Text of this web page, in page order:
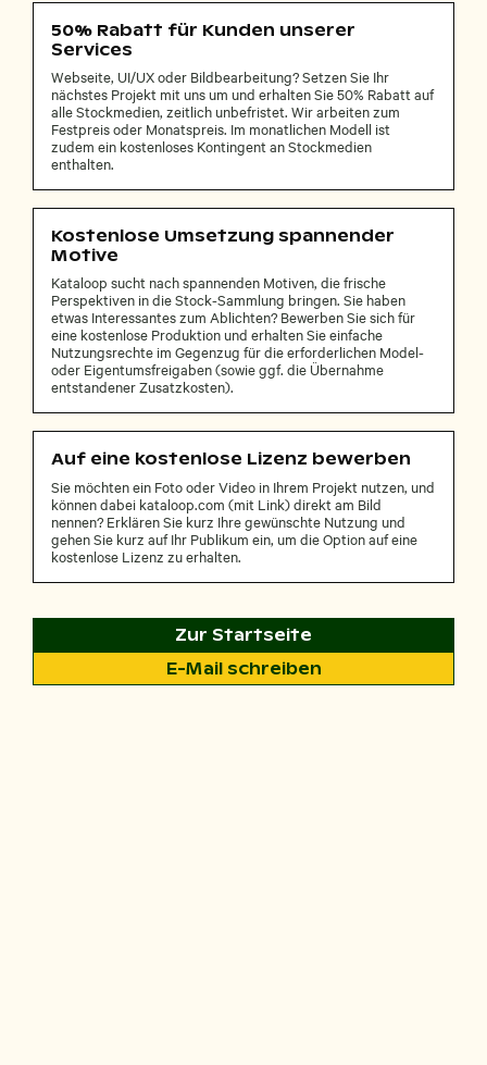
50% Rabatt für Kunden unserer
Services
Webseite, UI/UX oder Bildbearbeitung? Setzen Sie Ihr
nächstes Projekt mit uns um und erhalten Sie 50% Rabatt auf
alle Stockmedien, zeitlich unbefristet. Wir arbeiten zum
Festpreis oder Monatspreis. Im monatlichen Modell ist
zudem ein kostenloses Kontingent an Stockmedien
enthalten.
Kostenlose Umsetzung spannender
Motive
Kataloop sucht nach spannenden Motiven, die frische
Perspektiven in die Stock-Sammlung bringen. Sie haben
etwas Interessantes zum Ablichten? Bewerben Sie sich für
eine kostenlose Produktion und erhalten Sie einfache
Nutzungsrechte im Gegenzug für die erforderlichen Model-
oder Eigentumsfreigaben (sowie ggf. die Übernahme
entstandener Zusatzkosten).
Auf eine kostenlose Lizenz bewerben
Sie möchten ein Foto oder Video in Ihrem Projekt nutzen, und
können dabei kataloop.com (mit Link) direkt am Bild
nennen? Erklären Sie kurz Ihre gewünschte Nutzung und
gehen Sie kurz auf Ihr Publikum ein, um die Option auf eine
kostenlose Lizenz zu erhalten.
Zur Startseite
E-Mail schreiben